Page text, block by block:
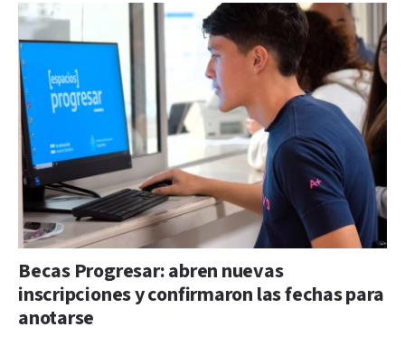
Becas Progresar: abren nuevas
inscripciones y confirmaron las fechas para
anotarse